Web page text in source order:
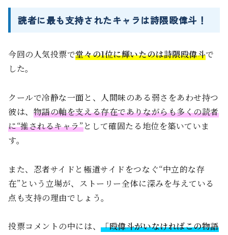
読者に最も支持されたキャラは詩隈殴偉斗！
今回の人気投票で堂々の1位に輝いたのは詩隈殴偉斗で
した。
クールで冷静な一面と、人間味のある弱さをあわせ持つ
彼は、 物語の軸を支える存在でありながらも多くの読者
に“推されるキャラ”として確固たる地位を築いていま
す。
また、忍者サイドと極道サイドをつなぐ“中立的な存
在”という立場が、ストーリー全体に深みを与えている
点も支持の理由でしょう。
投票コメントの中には、「殴偉斗がいなければこの物語